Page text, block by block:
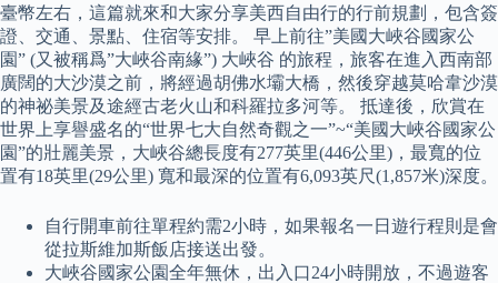
臺幣左右，這篇就來和大家分享美西自由行的行前規劃，包含簽
證、交通、景點、住宿等安排。 早上前往”美國大峽谷國家公
園” (又被稱爲”大峽谷南緣”) 大峽谷 的旅程，旅客在進入西南部
廣闊的大沙漠之前，將經過胡佛水壩大橋，然後穿越莫哈韋沙漠
的神祕美景及途經古老火山和科羅拉多河等。 抵達後，欣賞在
世界上享譽盛名的“世界七大自然奇觀之一”~“美國大峽谷國家公
園”的壯麗美景，大峽谷總長度有277英里(446公里)，最寬的位
置有18英里(29公里) 寬和最深的位置有6,093英尺(1,857米)深度。
自行開車前往單程約需2小時，如果報名一日遊行程則是會
從拉斯維加斯飯店接送出發。
大峽谷國家公園全年無休，出入口24小時開放，不過遊客